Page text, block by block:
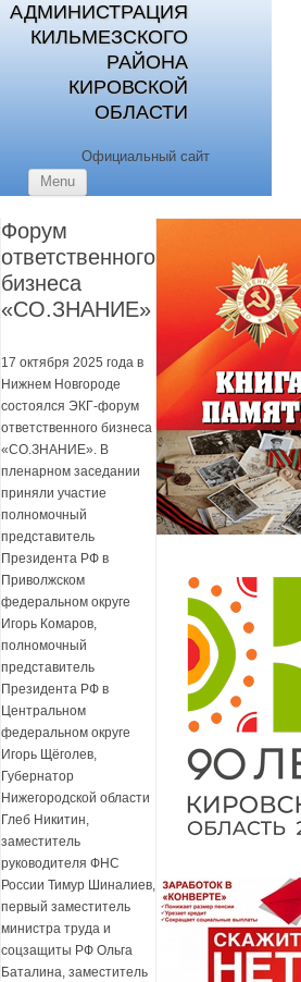
АДМИНИСТРАЦИЯ
КИЛЬМЕЗСКОГО
РАЙОНА
КИРОВСКОЙ
ОБЛАСТИ
Официальный сайт
Menu
Форум
ответственного
бизнеса
«СО.ЗНАНИЕ»
17 октября 2025 года в
Нижнем Новгороде
состоялся ЭКГ-форум
ответственного бизнеса
«СО.ЗНАНИЕ». В
пленарном заседании
приняли участие
полномочный
представитель
Президента РФ в
Приволжском
федеральном округе
Игорь Комаров,
полномочный
представитель
Президента РФ в
Центральном
федеральном округе
Игорь Щёголев,
Губернатор
Нижегородской области
Глеб Никитин,
заместитель
руководителя ФНС
России Тимур Шиналиев,
первый заместитель
министра труда и
соцзащиты РФ Ольга
Баталина, заместитель